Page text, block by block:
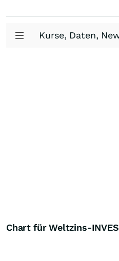
Kurse, Daten,
Chart für Weltzins-